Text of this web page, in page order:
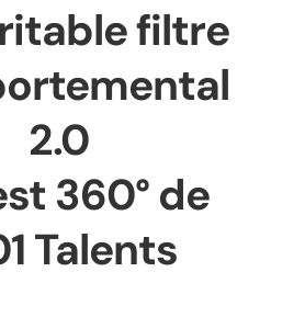
filtre
2.0
360° de
Talents